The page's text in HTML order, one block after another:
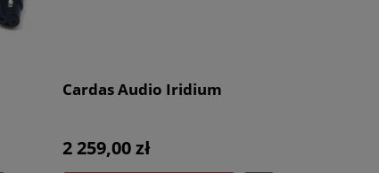
Cardas Audio Iridium
2 259,00 zł